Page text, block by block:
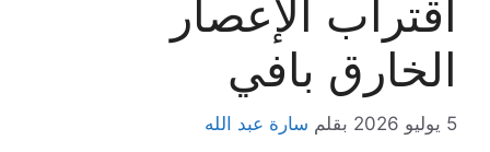
اقتراب الإعصار
الخارق بافي
5 يوليو 2026 بقلم سارة عبد الله